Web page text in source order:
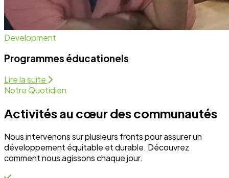
Programmes Éducationels
Activité régulière
Activité régulière
Activité régulière